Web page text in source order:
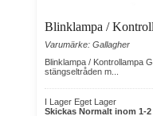
Blinklampa /
Varumärke: Gallagher
Blinklampa / Kontrollampa
stängseltråden m...
I Lager Eget Lager
Skickas Normalt inom 1-